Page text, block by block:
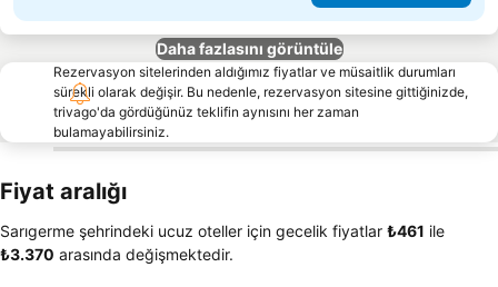
Daha fazlasını görüntüle
Rezervasyon sitelerinden aldığımız fiyatlar ve müsaitlik durumları
sürekli olarak değişir. Bu nedenle, rezervasyon sitesine gittiğinizde,
trivago'da gördüğünüz teklifin aynısını her zaman
bulamayabilirsiniz.
Fiyat aralığı
Sarıgerme şehrindeki ucuz oteller için gecelik fiyatlar ‎₺461 ile
‎₺3.370 arasında değişmektedir.